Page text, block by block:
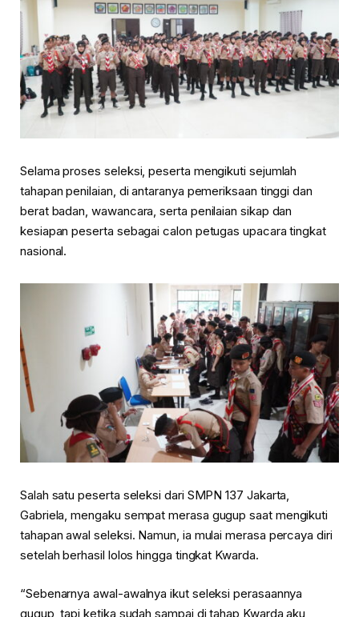
Selama proses seleksi, peserta mengikuti sejumlah
tahapan penilaian, di antaranya pemeriksaan tinggi dan
berat badan, wawancara, serta penilaian sikap dan
kesiapan peserta sebagai calon petugas upacara tingkat
nasional.
Salah satu peserta seleksi dari SMPN 137 Jakarta,
Gabriela, mengaku sempat merasa gugup saat mengikuti
tahapan awal seleksi. Namun, ia mulai merasa percaya diri
setelah berhasil lolos hingga tingkat Kwarda.
“Sebenarnya awal-awalnya ikut seleksi perasaannya
gugup, tapi ketika sudah sampai di tahap Kwarda aku